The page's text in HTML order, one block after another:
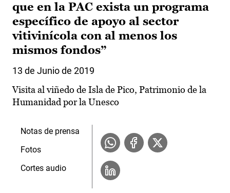
que en la PAC exista un programa
específico de apoyo al sector
vitivinícola con al menos los
mismos fondos”
13 de Junio de 2019
Visita al viñedo de Isla de Pico, Patrimonio de la
Humanidad por la Unesco
Notas de prensa
Fotos
Cortes audio